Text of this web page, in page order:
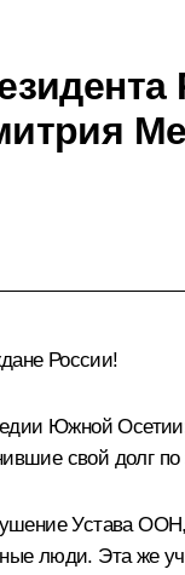
России!
Южной
свой долг
Устава
люди. Эта же